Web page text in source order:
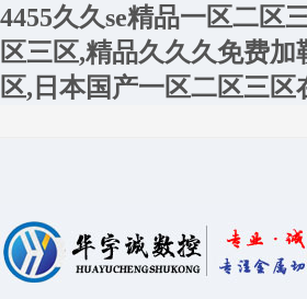
4455久久se精品一区二区
区三区,精品久久久免费
区,日本国产一区二区三